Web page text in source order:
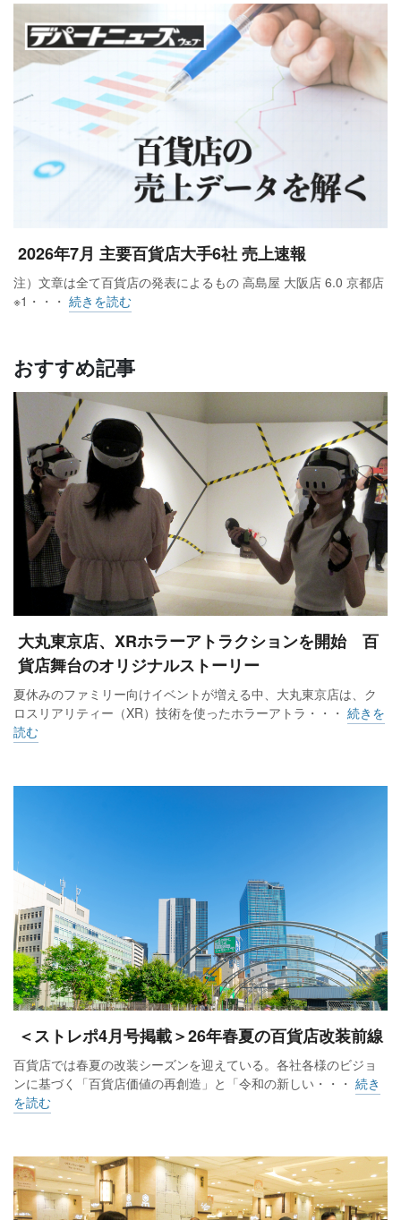
2026年7月 主要百貨店大手6社 売上速報
注）文章は全て百貨店の発表によるもの 高島屋 大阪店 6.0 京都店
※1・・・ 続きを読む
おすすめ記事
大丸東京店、XRホラーアトラクションを開始 百
貨店舞台のオリジナルストーリー
夏休みのファミリー向けイベントが増える中、大丸東京店は、ク
ロスリアリティー（XR）技術を使ったホラーアトラ・・・ 続きを
読む
＜ストレポ4月号掲載＞26年春夏の百貨店改装前線
百貨店では春夏の改装シーズンを迎えている。各社各様のビジョ
ンに基づく「百貨店価値の再創造」と「令和の新しい・・・ 続き
を読む